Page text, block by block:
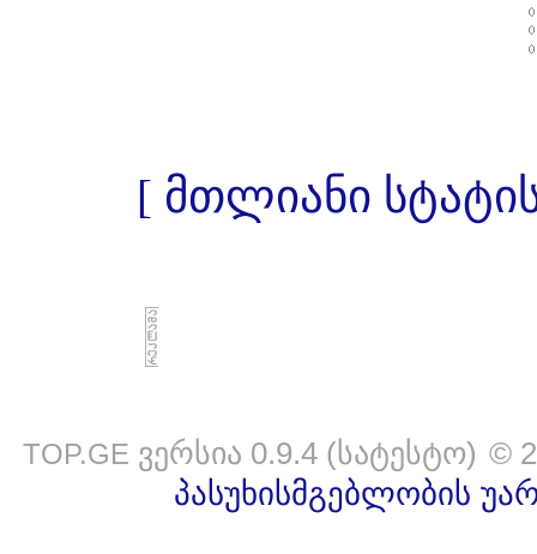
[ მთლიანი
TOP.GE ვერსია 0.9.4 (სატესტო) ©
პასუხისმგებლობის